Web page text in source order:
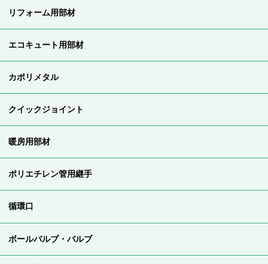
リフォーム用部材
エコキュート用部材
カポリメタル
クイックジョイント
暖房用部材
ポリエチレン管用継手
循環口
ボールバルブ・バルブ